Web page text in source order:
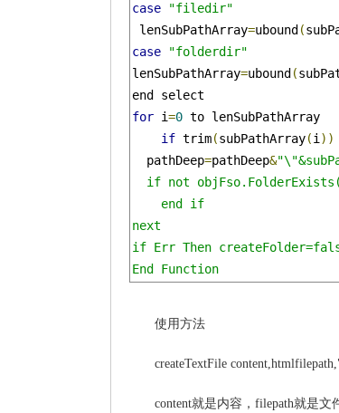
case
"filedir"
lenSubPathArray=ubound (
case
"folderdir"
lenSubPathArray=ubound (
for i=0 to lenSubPathArray
if trim(subPathArray(i ))
  pathDeep
=pathDeep&
if not
    end if
next
if Err Then
End Function
使用方法
createTextFile
content就是内容，filepath就是文